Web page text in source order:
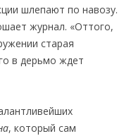
шлепают по навозу.
журнал. «Оттого,
старая
в дерьмо ждет
, который сам